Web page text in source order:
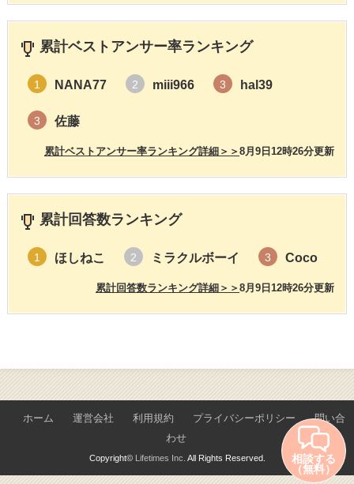
累計ベストアンサー率ランキング
1 NANA77 2 miii966 3 hal39
3 佐藤
8月9日12時26分更新
累計ベストアンサー率ランキング詳細＞＞
累計回答数ランキング
1 ほしねこ 2 ミラクルボーイ 3 Coco
8月9日12時26分更新
累計回答数ランキング詳細＞＞
ホーム 運営会社 利用規約 プライバシーポリシー
問い合
わせ
Copyright© Lifetimes Inc. All Rights Reserved. 相談する
（無料）